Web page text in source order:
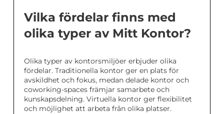
Vilka fördelar finns med
olika typer av Mitt Kontor?
Olika typer av kontorsmiljöer erbjuder olika
fördelar. Traditionella kontor ger en plats för
avskildhet och fokus, medan delade kontor och
coworking-spaces främjar samarbete och
kunskapsdelning. Virtuella kontor ger flexibilitet
och möjlighet att arbeta från olika platser.